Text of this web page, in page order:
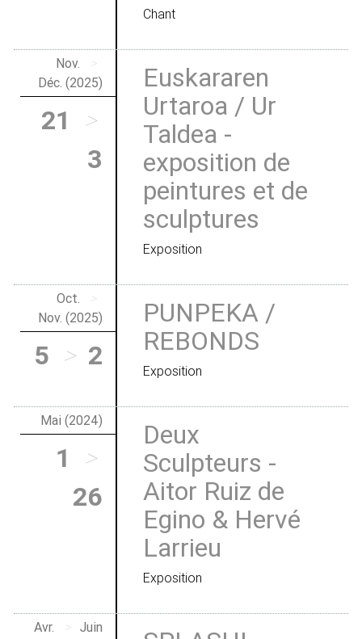
Chant
Nov.
>
Déc. (2025)
21
>
3
Euskararen
Urtaroa / Ur
Taldea -
exposition de
peintures et de
sculptures
Exposition
Oct.
>
Nov. (2025)
5 > 2
PUNPEKA /
REBONDS
Exposition
Mai (2024)
1
>
26
Deux
Sculpteurs -
Aitor Ruiz de
Egino & Hervé
Larrieu
Exposition
Avr. >
Juin